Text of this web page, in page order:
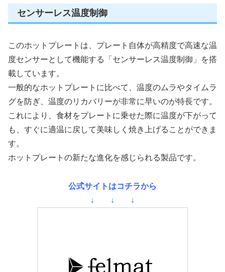
センサーレス温度制御
このホットプレートは、プレート自体が高精度で高速な温
度センサーとして機能する「センサーレス温度制御」を搭
載しています。
一般的なホットプレートに比べて、温度のムラやタイムラ
グを防ぎ、温度のリカバリーが非常に早いのが特長です。
これにより、食材をプレートに乗せた際に温度が下がって
も、すぐに適温に戻して美味しく焼き上げることができま
す。
ホットプレートの新たな進化を感じられる製品です。
公式サイトはコチラから
↓ ↓ ↓